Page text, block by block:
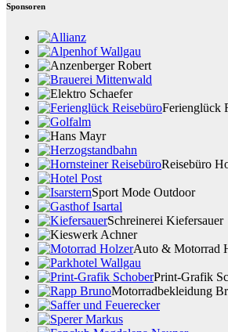
Sponsoren
Ferienglück
Reisebüro
Sport Mode Outdoor
Schreinerei Kiefersauer
Auto & Motorrad
Print-Grafik
Motorradbekleidung